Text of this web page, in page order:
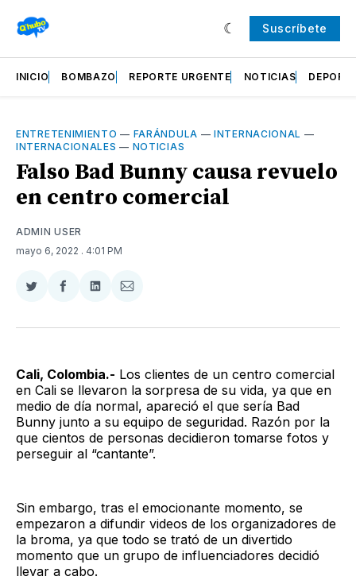
Suscríbete
INICIO BOMBAZO REPORTE URGENTE NOTICIAS
ENTRETENIMIENTO — FARÁNDULA —INTERNACIONAL —
INTERNACIONALES — NOTICIAS
Falso Bad Bunny causa revuelo
en centro comercial
ADMIN USER
mayo 6, 2022 . 4:01 PM
Compartir
Twitter
Compartir
Facebook
Compartir
LinkedIn
Compartir
Email
Cali, Colombia.- Los clientes de un centro comercial
en Cali se llevaron la sorpresa de su vida, ya que en
medio de día normal, apareció el que sería Bad
Bunny junto a su equipo de seguridad. Razón por la
que cientos de personas decidieron tomarse fotos y
perseguir al “cantante”.
Sin embargo, tras el emocionante momento, se
empezaron a difundir videos de los organizadores de
la broma, ya que todo se trató de un divertido
momento que un grupo de influenciadores decidió
llevar a cabo.